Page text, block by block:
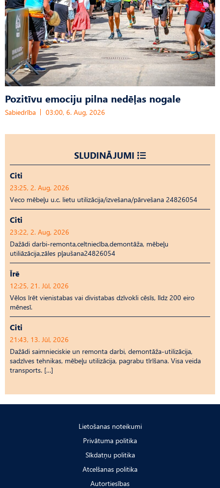
Pozitīvu emociju pilna nedēļas nogale
Sabiedrība 03:00, 6. Aug, 2026
SLUDINĀJUMI
Citi
23:25, 2. Aug, 2026
Veco mēbeļu u.c. lietu utilizācija/izvešana/pārvešana 24826054
Citi
23:22, 2. Aug, 2026
Dažādi darbi-remonta,celtniecība,demontāža, mēbeļu
utiliāzācija,zāles pļaušana24826054
Īrē
12:25, 21. Jūl, 2026
Vēlos īrēt vienistabas vai divistabas dzīvokli cēsīs, līdz 200 eiro
mēnesī.
Citi
21:43, 13. Jūl, 2026
Dažādi saimnieciskie un remonta darbi, demontāža-utilizācija,
sadzīves tehnikas, mēbeļu utilizācija, pagrabu tīrīšana. Visa veida
transports. […]
Lietošanas noteikumi
Privātuma politika
Sīkdatņu politika
Atcelšanas politika
Autortiesības